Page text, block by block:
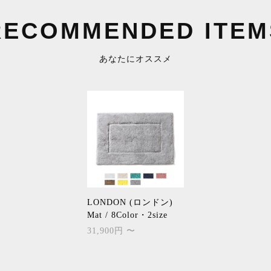
あなたにオススメ
LONDON (ロンドン)
Mat / 8Color・2size
31,900円 〜